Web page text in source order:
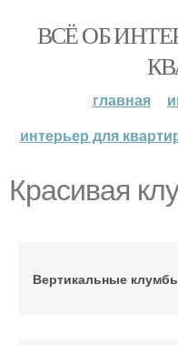
ВСЁ ОБ
главная
интерьер для
Красивая
Вертикальные